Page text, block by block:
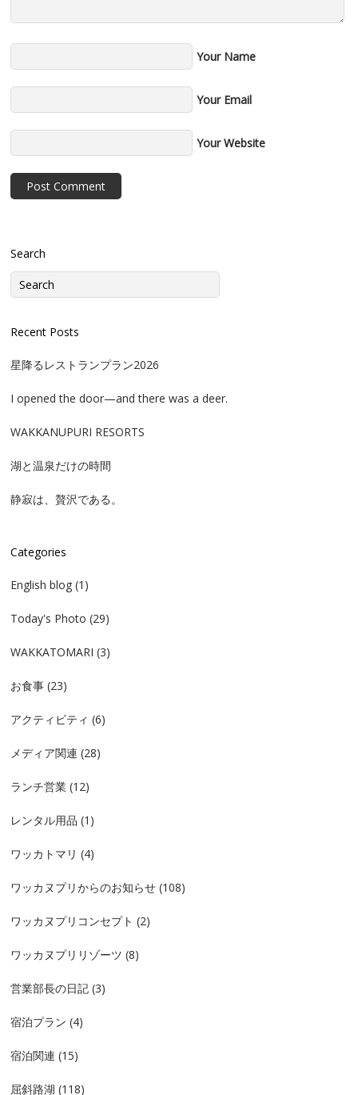
Your Name
Your Email
Your Website
Search
Recent Posts
星降るレストランプラン2026
I opened the door—and there was a deer.
WAKKANUPURI RESORTS
湖と温泉だけの時間
静寂は、贅沢である。
Categories
English blog (1)
Today's Photo (29)
WAKKATOMARI (3)
お食事 (23)
アクティビティ (6)
メディア関連 (28)
ランチ営業 (12)
レンタル用品 (1)
ワッカトマリ (4)
ワッカヌプリからのお知らせ (108)
ワッカヌプリコンセプト (2)
ワッカヌプリリゾーツ (8)
営業部長の日記 (3)
宿泊プラン (4)
宿泊関連 (15)
屈斜路湖 (118)